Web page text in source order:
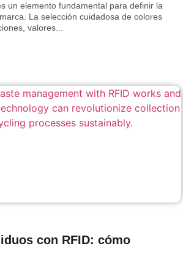
un elemento fundamental para definir la
La selección cuidadosa de colores
valores...
con RFID: cómo